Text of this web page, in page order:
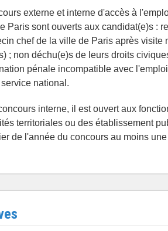
externe et interne d'accès à
Paris sont ouverts aux candidat(e)s :
chef de la ville de Paris après visite
; non déchu(e)s de leurs droits
pénale incompatible avec
national.
interne, il est ouvert aux
territoriales ou des établissement
de l'année du concours au moins